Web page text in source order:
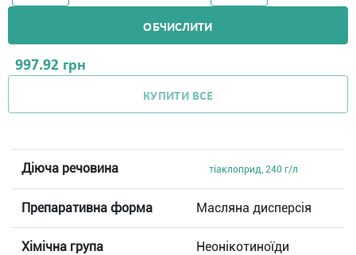
ОБЧИСЛИТИ
997.92 грн
КУПИТИ ВСЕ
Діюча речовина тіаклоприд, 240 г/л
Препаративна форма Масляна дисперсія
Хімічна група Неонікотиноїди